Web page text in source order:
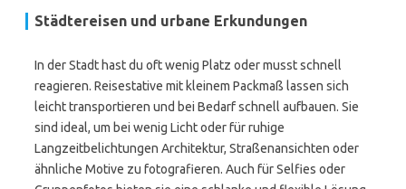
Städtereisen und urbane Erkundungen
In der Stadt hast du oft wenig Platz oder musst schnell
reagieren. Reisestative mit kleinem Packmaß lassen sich
leicht transportieren und bei Bedarf schnell aufbauen. Sie
sind ideal, um bei wenig Licht oder für ruhige
Langzeitbelichtungen Architektur, Straßenansichten oder
ähnliche Motive zu fotografieren. Auch für Selfies oder